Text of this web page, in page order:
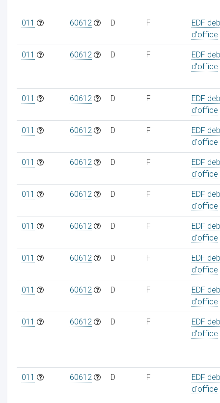
011 60612 D F
EDF
d'office
011 60612 D F
EDF
d'office
011 60612 D F
EDF
d'office
011 60612 D F
EDF
d'office
011 60612 D F
EDF
d'office
011 60612 D F
EDF
d'office
011 60612 D F
EDF
d'office
011 60612 D F
EDF
d'office
011 60612 D F
EDF
d'office
011 60612 D F
EDF
d'office
011 60612 D F
EDF
d'office